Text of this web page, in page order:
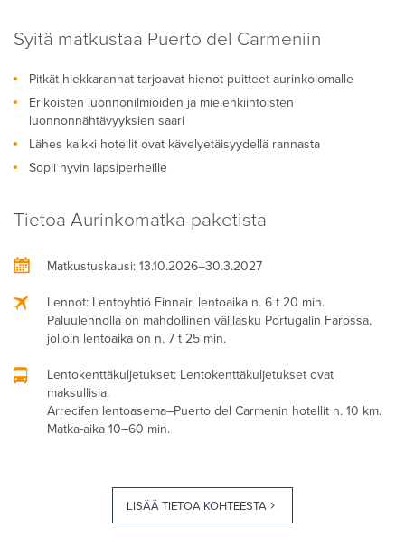
Syitä matkustaa Puerto del Carmeniin
Pitkät hiekkarannat tarjoavat hienot puitteet aurinkolomalle
Erikoisten luonnonilmiöiden ja mielenkiintoisten
luonnonnähtävyyksien saari
Lähes kaikki hotellit ovat kävelyetäisyydellä rannasta
Sopii hyvin lapsiperheille
Tietoa Aurinkomatka-paketista
Matkustuskausi: 13.10.2026–30.3.2027
Lennot: Lentoyhtiö Finnair, lentoaika n. 6 t 20 min.
Paluulennolla on mahdollinen välilasku Portugalin Farossa,
jolloin lentoaika on n. 7 t 25 min.
Lentokenttäkuljetukset: Lentokenttäkuljetukset ovat
maksullisia.
Arrecifen lentoasema–Puerto del Carmenin hotellit n. 10 km.
Matka-aika 10–60 min.
LISÄÄ TIETOA KOHTEESTA